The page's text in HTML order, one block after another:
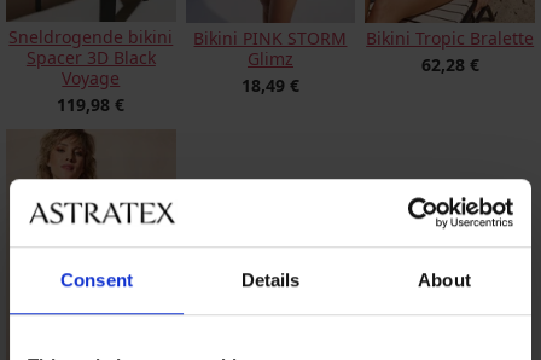
Consent Details About
Sneldrogende bikini
Spacer 3D Black
Voyage
119,98 €
Bikini PINK STORM
Glimz
18,49 €
Bikini Tropic Bralette
62,28 €